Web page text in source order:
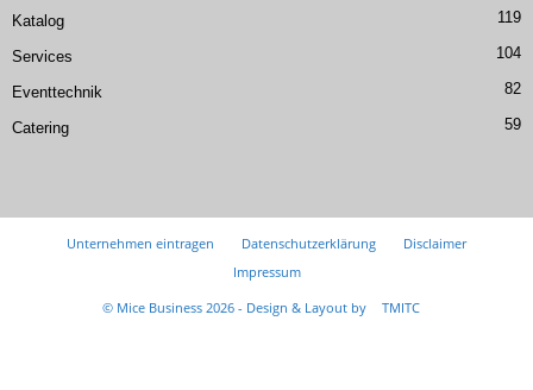
Katalog 119
Services 104
Eventtechnik 82
Catering 59
Unternehmen eintragen Datenschutzerklärung
Disclaimer
Impressum
© Mice Business 2026 - Design & Layout by
TMITC